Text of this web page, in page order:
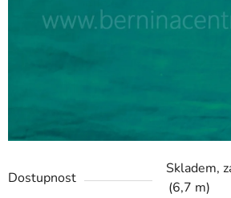
Dostupnost
Skladem,
(6,7 m)